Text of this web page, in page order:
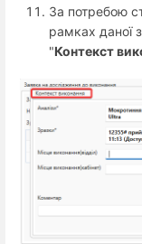
За потребою
рамках даної
"Контекст